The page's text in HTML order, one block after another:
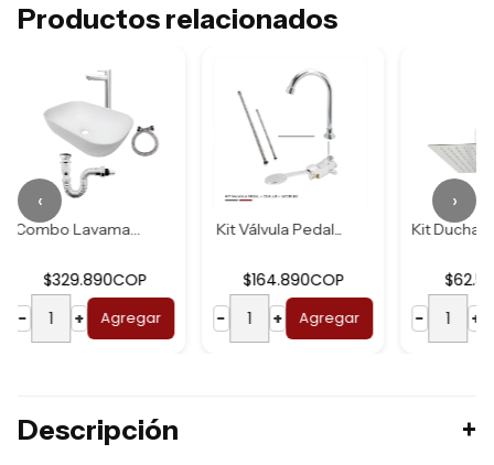
Productos relacionados
Kit Válvula Pedal...
$164.890COP
−
+ Agregar
$62.590COP
−
+ Agregar
‹ ›
Descripción